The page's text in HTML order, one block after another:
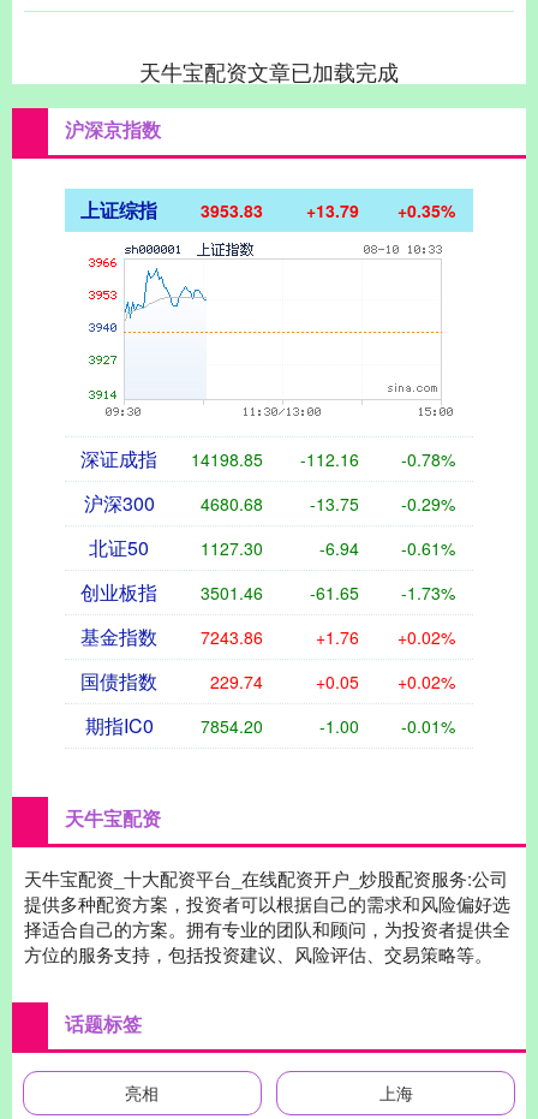
天牛宝配资文章已加载完成
沪深京指数
上证综指 3953.83 +13.79 +0.35%
深证成指 14198.85 -112.16 -0.78%
沪深300 4680.68 -13.75 -0.29%
北证50 1127.30 -6.94 -0.61%
创业板指 3501.46 -61.65 -1.73%
基金指数 7243.86 +1.76 +0.02%
国债指数 229.74 +0.05 +0.02%
期指IC0 7854.20 -1.00 -0.01%
天牛宝配资
天牛宝配资_十大配资平台_在线配资开户_炒股配资服务:公司
提供多种配资方案，投资者可以根据自己的需求和风险偏好选
择适合自己的方案。拥有专业的团队和顾问，为投资者提供全
方位的服务支持，包括投资建议、风险评估、交易策略等。
话题标签
亮相 上海